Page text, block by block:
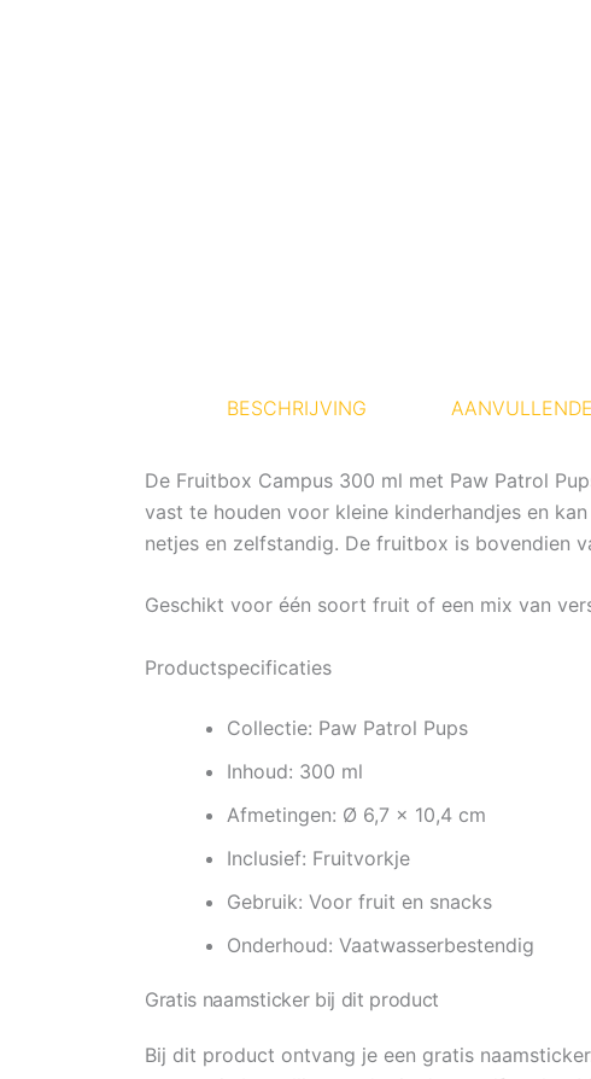
BESCHRIJVING
De Fruitbox Campus 300 ml met Paw Patrol
vast te houden voor kleine kinderhandjes en
netjes en zelfstandig. De fruitbox is bovendien
Geschikt voor één soort fruit of een mix van
Productspecificaties
Collectie: Paw Patrol Pups
Inhoud: 300 ml
Afmetingen: Ø 6,7 x 10,4 cm
Inclusief: Fruitvorkje
Gebruik: Voor fruit en snacks
Onderhoud: Vaatwasserbestendig
Gratis naamsticker bij dit product
Bij dit product ontvang je een gratis